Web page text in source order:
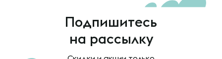
Подпишитесь
на рассылку